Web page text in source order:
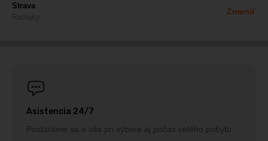
Strava
Zmeniť
Asistencia 24/7
Postaráme sa o vás pri výbere aj počas celého pobytu.